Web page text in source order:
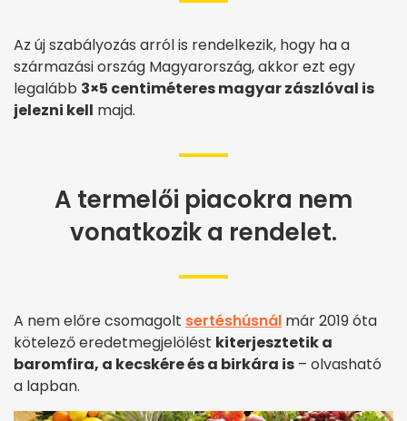
Az új szabályozás arról is rendelkezik, hogy ha a
származási ország Magyarország, akkor ezt egy
legalább 3×5 centiméteres magyar zászlóval is
jelezni kell majd.
A termelői piacokra nem
vonatkozik a rendelet.
A nem előre csomagolt sertéshúsnál már 2019 óta
kötelező eredetmegjelölést kiterjesztetik a
baromfira, a kecskére és a birkára is – olvasható
a lapban.